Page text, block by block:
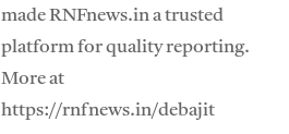
made RNFnews.in a trusted
platform for quality reporting.
More at
https://rnfnews.in/debajit